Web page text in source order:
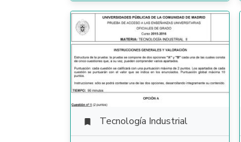
 Tecnología Industrial